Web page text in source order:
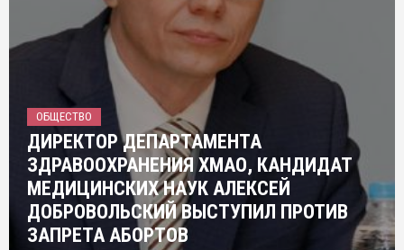
ОБЩЕСТВО
ДИРЕКТОР ДЕПАРТАМЕНТА
ЗДРАВООХРАНЕНИЯ ХМАО, КАНДИДАТ
МЕДИЦИНСКИХ НАУК АЛЕКСЕЙ
ДОБРОВОЛЬСКИЙ ВЫСТУПИЛ ПРОТИВ
ЗАПРЕТА АБОРТОВ